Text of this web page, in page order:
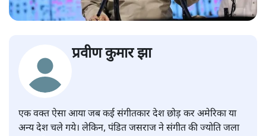
प्रवीण कुमार झा
एक वक्त ऐसा आया जब कई संगीतकार देश छोड़ कर अमेरिका या
अन्य देश चले गये। लेकिन, पंडित जसराज ने संगीत की ज्योति जला